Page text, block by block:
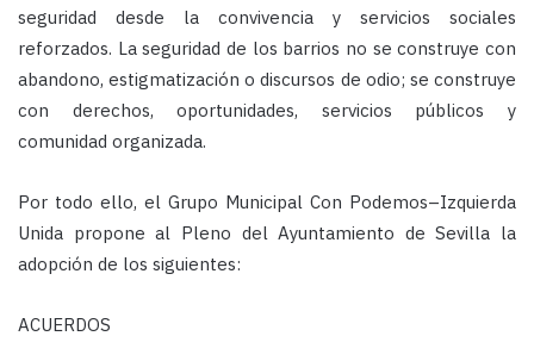
seguridad desde la convivencia y servicios sociales
reforzados. La seguridad de los barrios no se construye con
abandono, estigmatización o discursos de odio; se construye
con derechos, oportunidades, servicios públicos y
comunidad organizada.
Por todo ello, el Grupo Municipal Con Podemos–Izquierda
Unida propone al Pleno del Ayuntamiento de Sevilla la
adopción de los siguientes:
ACUERDOS